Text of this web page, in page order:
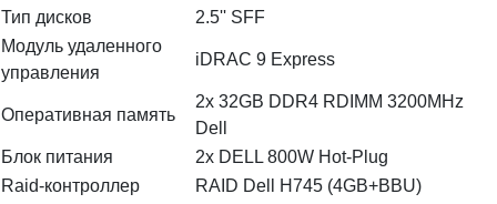
Тип дисков
2.5'' SFF
Модуль удаленного
управления
iDRAC 9 Express
Оперативная память
2x 32GB DDR4 RDIMM 3200MHz
Dell
Блок питания
2x DELL 800W Hot-Plug
Raid-контроллер
RAID Dell H745 (4GB+BBU)